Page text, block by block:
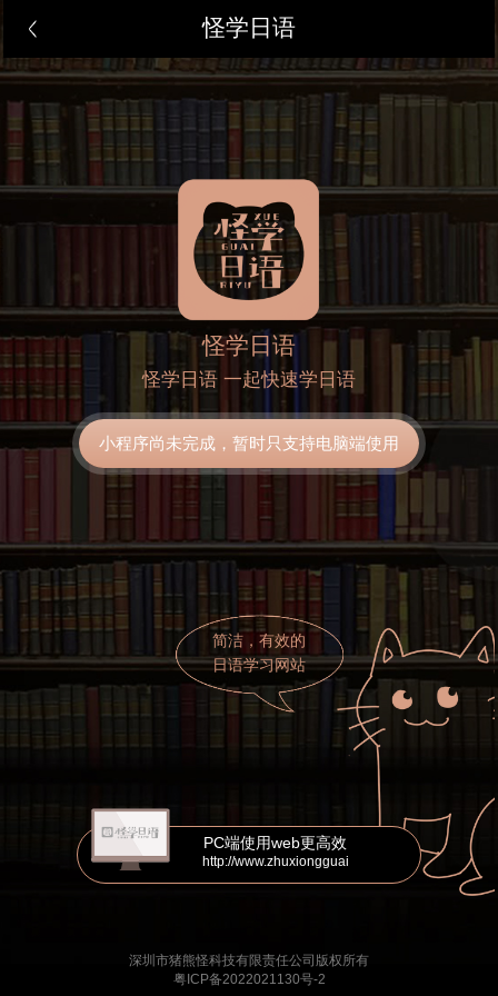
怪学日语
怪学日语
怪学日语 一起快速学日语
小程序尚未完成，暂时只支持电脑端使用
简洁，有效的
日语学习网站
PC端使用web更高效
http://www.zhuxiongguai
深圳市猪熊怪科技有限责任公司版权所有
粤ICP备2022021130号-2